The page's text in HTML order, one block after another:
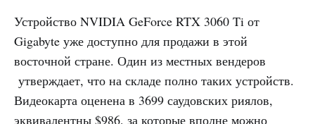
Устройство NVIDIA GeForce RTX 3060 Ti от
Gigabyte уже доступно для продажи в этой
восточной стране. Один из местных вендеров
утверждает, что на складе полно таких устройств.
Видеокарта оценена в 3699 саудовских риялов,
эквивалентны $986, за которые вполне можно